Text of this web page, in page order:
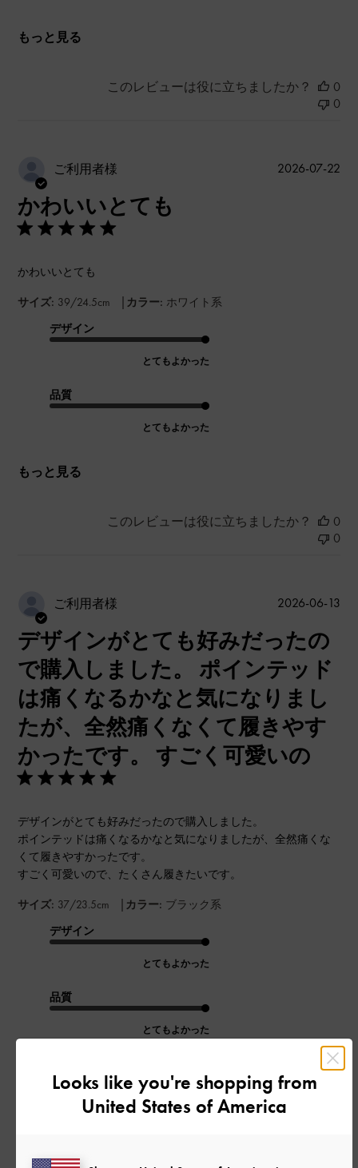
もっと見る
このレビューは役に立ちましたか？
0
0
ご利用者様
かわいいとても
かわいいとても
サイズ: 39/24.5cm | カラー: ホワイト系
デザイン
とてもよかった
品質
とてもよかった
もっと見る
公
2026-07-22
このレビューは役に立ちましたか？
0
0
ご利用者様
デザインがとても好みだったの
で購入しました。 ポインテッド
は痛くなるかなと気になりまし
たが、全然痛くなくて履きやす
かったです。 すごく可愛いの
デザインがとても好みだったので購入しました。
ポインテッドは痛くなるかなと気になりましたが、全然痛くな
くて履きやすかったです。
すごく可愛いので、たくさん履きたいです。
サイズ: 37/23.5cm | カラー: ブラック系
デザイン
とてもよかった
品質
とてもよかった
もっと見る
公
2026-06-13
Looks like you're shopping from
United States of America